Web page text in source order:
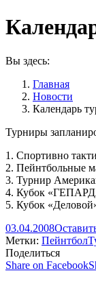
Вы здесь:
Главная
Новости
Календарь
Турниры
1. Спортивно
2. Пейнтбольные
3. Турнир
4. Кубок
5. Кубок
03.04.2008
Метки: Пейнтбол
Поделиться
Share on Facebook